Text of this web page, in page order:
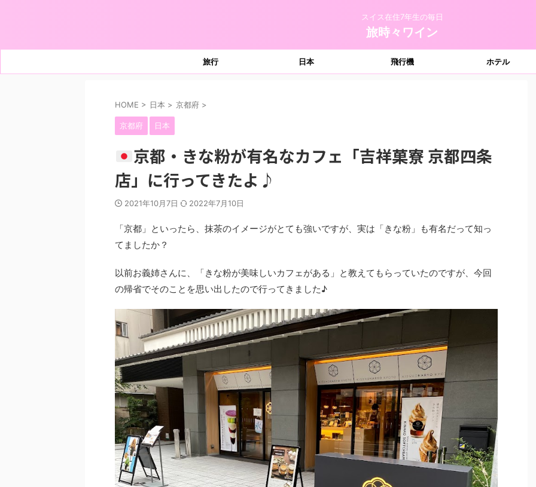
スイス在住7年生の毎日
旅時々ワイン
旅行 日本 飛行機 ホテル
HOME > 日本 > 京都府 >
京都府 日本
京都・きな粉が有名なカフェ「吉祥菓寮 京都四条
店」に行ってきたよ♪
2021年10月7日 2022年7月10日
「京都」といったら、抹茶のイメージがとても強いですが、実は「きな粉」も有名だって知っ
てましたか？
以前お義姉さんに、「きな粉が美味しいカフェがある」と教えてもらっていたのですが、今回
の帰省でそのことを思い出したので行ってきました♪